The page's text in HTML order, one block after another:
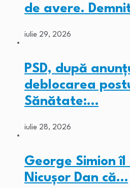
de avere.
iulie 29, 2026
PSD, după
deblocarea
Sănătate:…
iulie 28, 2026
George Simion îl
Nicușor Dan că…